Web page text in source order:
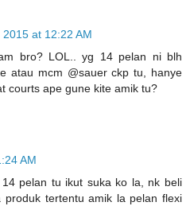
2015 at 12:22 AM
bro? LOL.. yg 14 pelan ni blh
atau mcm @sauer ckp tu, hanye
courts ape gune kite amik tu?
AM
pelan tu ikut suka ko la, nk beli
tertentu amik la pelan flexi